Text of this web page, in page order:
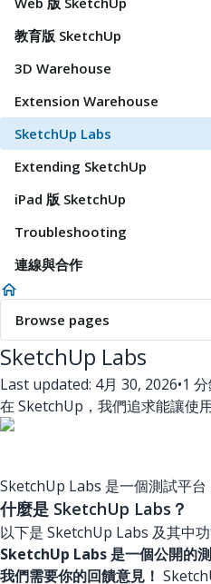
教育版 SketchUp
3D Warehouse
Extension Warehouse
SketchUp Labs
Extending SketchUp
iPad 版 SketchUp
Troubleshooting
連線與合作
Browse pages
SketchUp Labs
Last updated: 4月 30, 2026•1
在 SketchUp，我們追求能讓使
SketchUp Labs 是一個測試平台
什麼是 SketchUp Labs？
以下是 SketchUp Labs 及其中
SketchUp Labs 是一個公開的
我們需要你的回饋意見！